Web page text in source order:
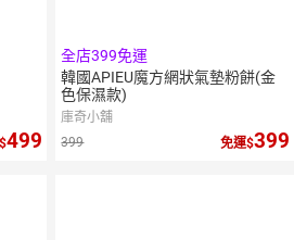
499
全店399免運
韓國APIEU魔方網狀氣墊粉餅(金
色保濕款)
庫奇小舖
399
免運 399